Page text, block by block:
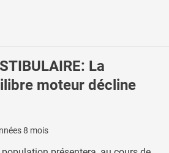
La
moteur décline
8 mois